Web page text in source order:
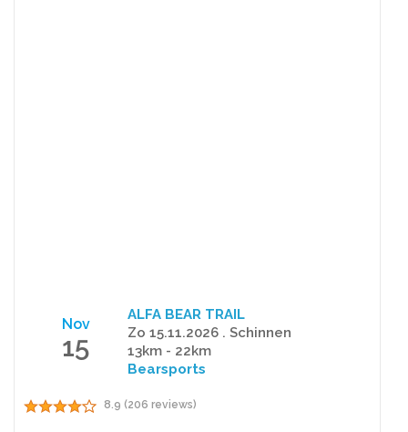
Nov
15
ALFA BEAR TRAIL
Zo 15.11.2026 . Schinnen
13km - 22km
Bearsports
8.9 (206 reviews)